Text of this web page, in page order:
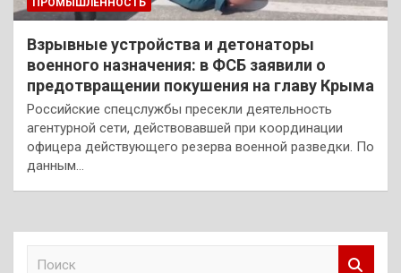
Взрывные устройства и детонаторы
военного назначения: в ФСБ заявили о
предотвращении покушения на главу Крыма
Российские спецслужбы пресекли деятельность
агентурной сети, действовавшей при координации
офицера действующего резерва военной разведки. По
данным…